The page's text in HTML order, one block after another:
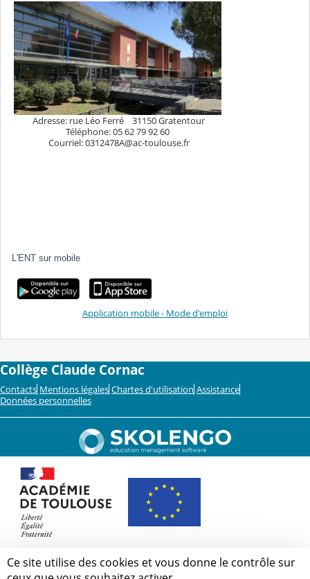
Adresse: rue Léo Ferré 31150 Gratentour
Téléphone: 05 62 79 92 60
Courriel: 0312478A@ac-toulouse.fr
L'ENT sur mobile
Application mobile - Mode d'emploi
Collège Claude Cornac
Contacts Mentions légales Chartes d'utilisation Assistance
Données personnelles
Ce site utilise des cookies et vous donne le contrôle sur